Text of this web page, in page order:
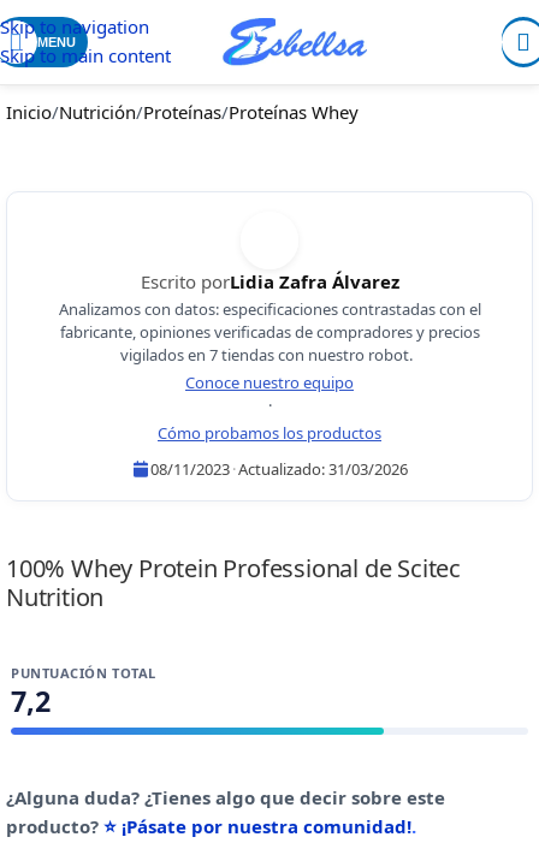
Skip to navigation
Skip to main content
MENU
Inicio/Nutrición/Proteínas/Proteínas Whey
Escrito porLidia Zafra Álvarez
Analizamos con datos: especificaciones contrastadas con el
fabricante, opiniones verificadas de compradores y precios
vigilados en 7 tiendas con nuestro robot.
Conoce nuestro equipo
·
Cómo probamos los productos
08/11/2023·Actualizado:31/03/2026
100% Whey Protein Professional de Scitec
Nutrition
PUNTUACIÓN TOTAL
7,2
¿Alguna duda? ¿Tienes algo que decir sobre este
producto? ⭐ ¡Pásate por nuestra comunidad!.